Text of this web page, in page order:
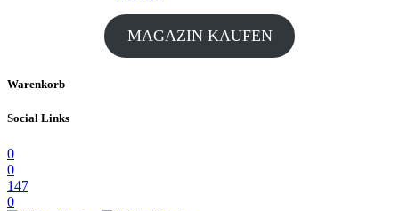
MAGAZIN KAUFEN
Warenkorb
Social Links
0
0
147
0